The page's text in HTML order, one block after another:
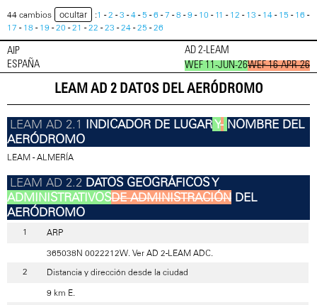
44 cambios ocultar :1 -2 -3 -4 -5 -6 -7 -8 -9 - 10 - 11 - 12 - 13 - 14 - 15 - 16 -
17 - 18 - 19 -20 -21 -22 -23 -24 -25 -26
AIP
ESPAÑA
AD 2-LEAM
WEF 11-JUN-26WEF 16-APR-26
LEAM AD 2 DATOS DEL AERÓDROMO
INDICADOR DE LUGARY- NOMBRE DEL
AERÓDROMO
LEAM - ALMERÍA
DATOS GEOGRÁFICOS Y
ADMINISTRATIVOSDE ADMINISTRACIÓN DEL
AERÓDROMO
ARP
365038N 0022212W. Ver AD 2-LEAM ADC.
Distancia y dirección desde la ciudad
9 km E.